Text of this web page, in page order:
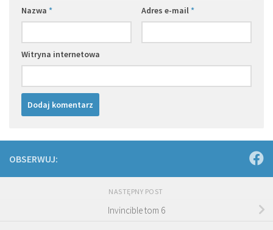
Nazwa * Adres e-mail*
Witryna internetowa
OBSERWUJ:
NASTĘPNY POST
Invincible tom 6